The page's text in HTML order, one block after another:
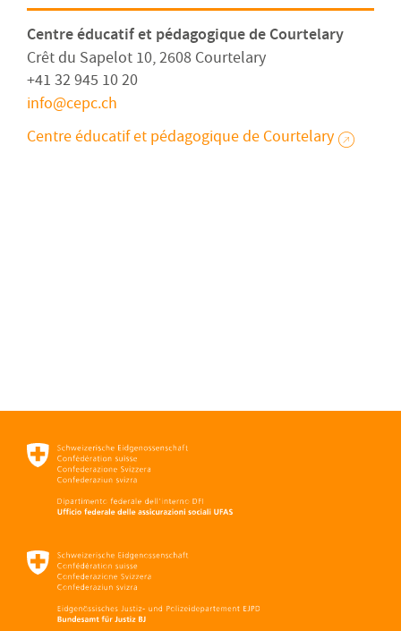
Centre éducatif et pédagogique de Courtelary
Crêt du Sapelot 10, 2608 Courtelary
+41 32 945 10 20
info
cepcch
Centre éducatif et pédagogique de Courtelary